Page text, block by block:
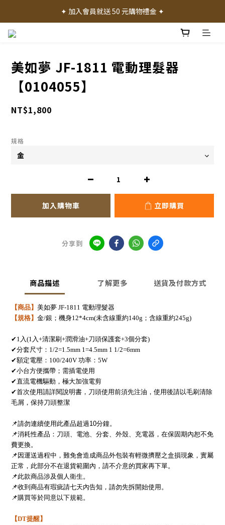
✦ 加入會員就送 50 元購物禮金 ✦
✦ 加入會員就送 50 元購物禮金 ✦
✦ 加入會員就送 50 元購物禮金 ✦
美如夢 JF-1811 電動理髮器
【0104055】
NT$1,800
規格
加入購物車 立即購買
分享到
商品描述 了解更多 送貨及付款方式
【商品】 美如夢 JF-1811 電動理髮器
【規格】 金/銀；機身12*4cm(未含線重約140g；含線重約245g)
✔1 入(1入+清潔刷+潤滑油+刀頭保護套+3個分套)
✔分套尺寸： 1/2=1.5mm 1=4.5mm 1 1/2=6mm
✔額定電壓：100/240V 功率：5W
✔小台方便攜帶；需插電使用
✔直流電機驅動，極大加強電剪
✔首次使用請詳閱說明書，刀頭使用前須先注油，使用後請以毛刷清除
毛屑，保持刀頭整潔
📌請勿連續使用此產品超過10分鐘。
📌消耗性產品：刀頭、電池、分套、外殼、充電器，在保固期內恕不免
費更換。
📌 因運送過程中，難免會造成商品外包裝有輕微擠壓之盒損現象，實屬
正常，此部分不在退貨範圍內，請不介意的買家再下單。
📌此款商品涉及個人衛生。
📌收到商品有瑕疵請七天內告知，請勿先拆開始使用。
📌購買等於同意以下規範。
【DT提醒】